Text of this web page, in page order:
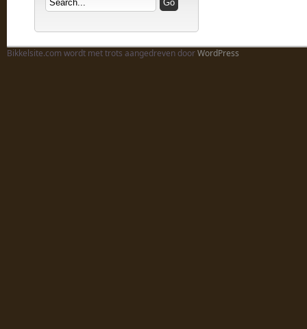
Bikkelsite.com wordt met trots aangedreven doorWordPress